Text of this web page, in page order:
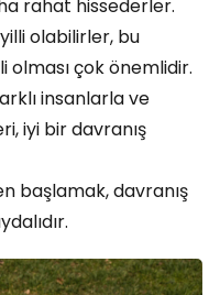
rahat hissederler.
olabilirler, bu
olması çok önemlidir.
insanlarla ve
iyi bir davranış
başlamak, davranış